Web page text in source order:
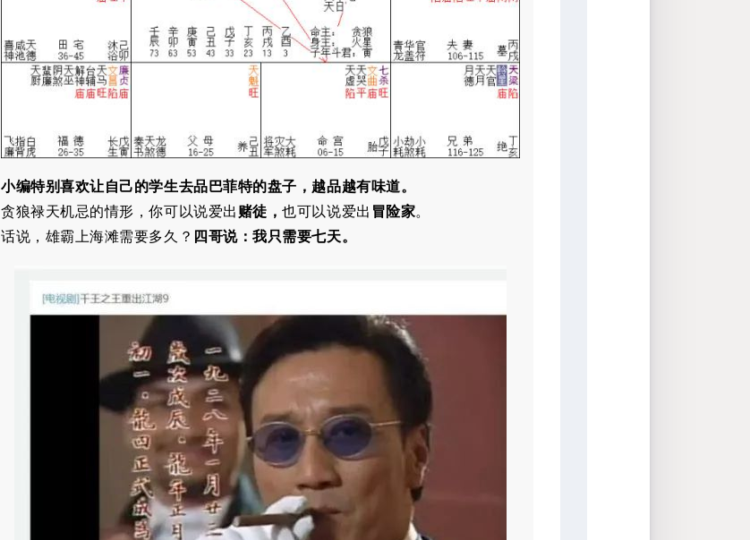
小编特别喜欢让自己的学生去品巴菲特的盘子，越品越有味道。
贪狼禄天机忌的情形，你可以说爱出 赌徒，也可以说爱出 冒险家。
话说，雄霸上海滩需要多久？ 四哥说：我只需要七天。